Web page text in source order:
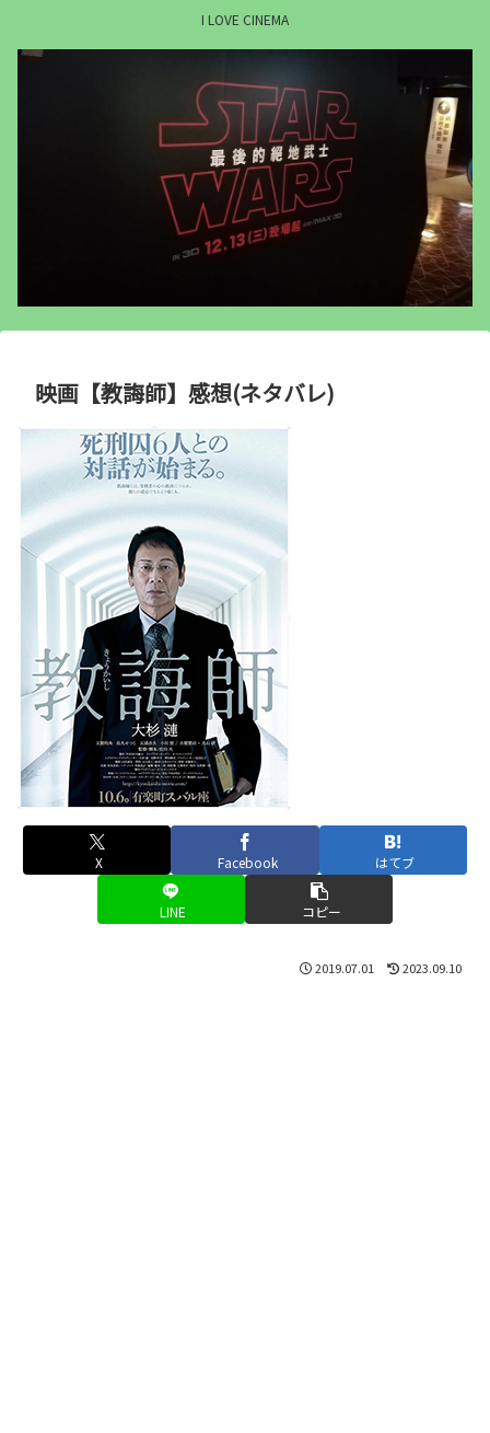
I LOVE CINEMA
映画【教誨師】感想(ネタバレ)
X Facebook はてブ
LINE コピー
2019.07.01 2023.09.10